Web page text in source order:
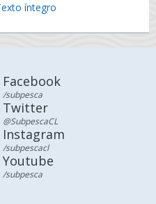
íntegro
Facebook
/subpesca
Twitter
@SubpescaCL
Instagram
/subpescacl
Youtube
/subpesca